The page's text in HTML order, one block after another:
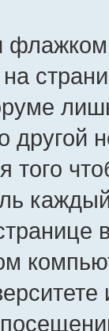
другой
того